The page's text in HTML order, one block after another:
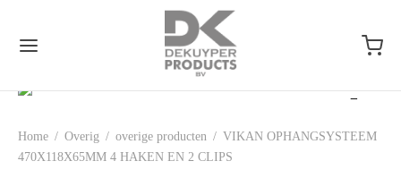
Home / Overig / overige producten / VIKAN OPHANGSYSTEEM
470X118X65MM 4 HAKEN EN 2 CLIPS